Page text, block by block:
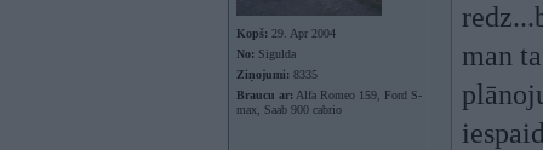
Kopš: 29. Apr 2004
No: Sigulda
Ziņojumi: 8335
Braucu ar: Alfa Romeo 159, Ford S-
max, Saab 900 cabrio
man